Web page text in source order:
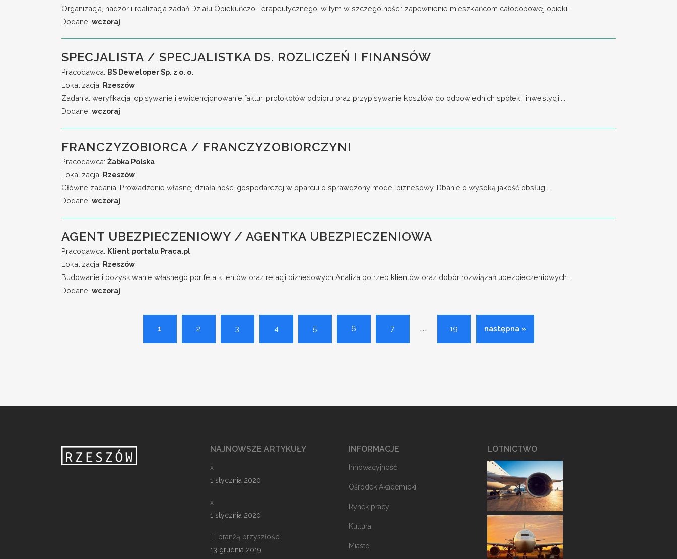
Organizacja, nadzór i realizacja zadań Działu Opiekuńczo-Terapeutycznego, w tym w szczególności: zapewnienie mieszkańcom całodobowej opieki...
Dodane: wczoraj
SPECJALISTA / SPECJALISTKA DS. ROZLICZEŃ I FINANSÓW
Pracodawca: BS Deweloper Sp. z o. o.
Lokalizacja: Rzeszów
Zadania: weryfikacja, opisywanie i ewidencjonowanie faktur, protokołów odbioru oraz przypisywanie kosztów do odpowiednich spółek i inwestycji;...
Dodane: wczoraj
FRANCZYZOBIORCA / FRANCZYZOBIORCZYNI
Pracodawca: Żabka Polska
Lokalizacja: Rzeszów
Główne zadania: Prowadzenie własnej działalności gospodarczej w oparciu o sprawdzony model biznesowy. Dbanie o wysoką jakość obsługi....
Dodane: wczoraj
AGENT UBEZPIECZENIOWY / AGENTKA UBEZPIECZENIOWA
Pracodawca: Klient portalu Praca.pl
Lokalizacja: Rzeszów
Budowanie i pozyskiwanie własnego portfela klientów oraz relacji biznesowych Analiza potrzeb klientów oraz dobór rozwiązań ubezpieczeniowych...
Dodane: wczoraj
1 2 3 4 5 6 7 ... 19 następna »
NAJNOWSZE ARTYKUŁY
x
1 stycznia 2020
x
1 stycznia 2020
IT branżą przyszłości
13 grudnia 2019
INFORMACJE
Innowacyjność
Ośrodek Akademicki
Rynek pracy
Kultura
Miasto
LOTNICTWO